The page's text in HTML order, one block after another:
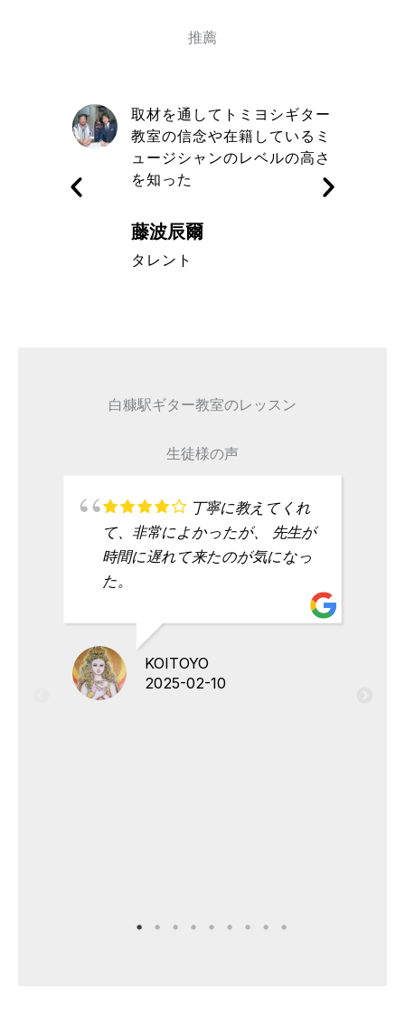
推薦
取材を通してトミヨシギター
教室の信念や在籍しているミ
ュージシャンのレベルの高さ
を知った
藤波辰爾
タレント
白糠駅ギター教室のレッスン
生徒様の声
丁寧に教えてくれ
て、非常によかったが、 先生が
時間に遅れて来たのが気になっ
た。
KOITOYO
2025-02-10